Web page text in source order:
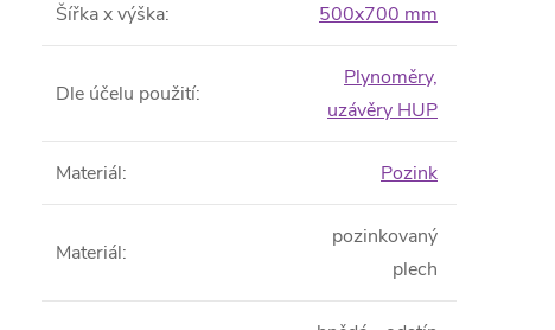
Šířka x výška: 500x700 mm
Dle účelu použití:
Plynoměry,
uzávěry HUP
Materiál: Pozink
Materiál:
pozinkovaný
plech